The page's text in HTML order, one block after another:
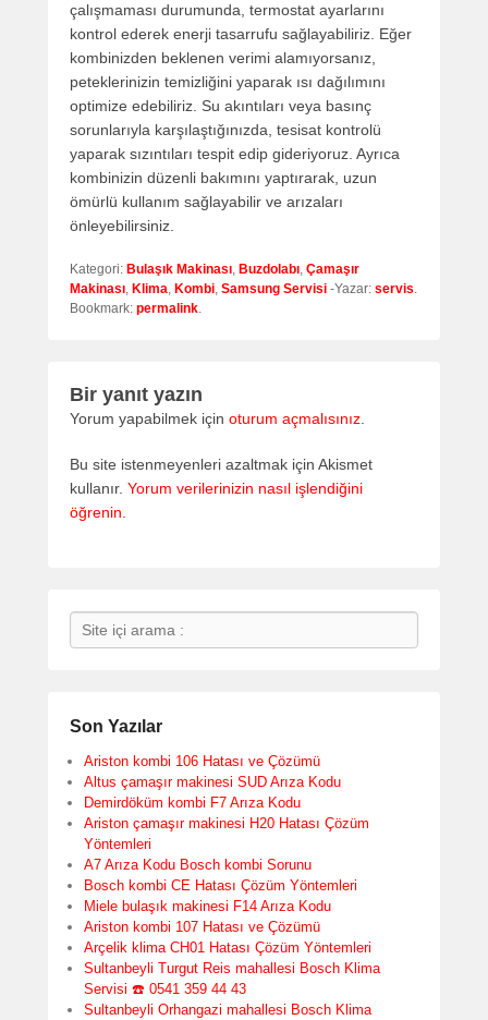
çalışmaması durumunda, termostat ayarlarını
kontrol ederek enerji tasarrufu sağlayabiliriz. Eğer
kombinizden beklenen verimi alamıyorsanız,
peteklerinizin temizliğini yaparak ısı dağılımını
optimize edebiliriz. Su akıntıları veya basınç
sorunlarıyla karşılaştığınızda, tesisat kontrolü
yaparak sızıntıları tespit edip gideriyoruz. Ayrıca
kombinizin düzenli bakımını yaptırarak, uzun
ömürlü kullanım sağlayabilir ve arızaları
önleyebilirsiniz.
Kategori: Bulaşık Makinası, Buzdolabı, Çamaşır
Makinası, Klima, Kombi, Samsung Servisi -Yazar: servis.
Bookmark: permalink.
Bir yanıt yazın
Yorum yapabilmek için oturum açmalısınız
Bu site istenmeyenleri azaltmak için Akismet
kullanır. Yorum verilerinizin nasıl işlendiğini
öğrenin.
Search
Son Yazılar
Ariston kombi 106 Hatası ve Çözümü
Altus çamaşır makinesi SUD Arıza Kodu
Demirdöküm kombi F7 Arıza Kodu
Ariston çamaşır makinesi H20 Hatası Çözüm
Yöntemleri
A7 Arıza Kodu Bosch kombi Sorunu
Bosch kombi CE Hatası Çözüm Yöntemleri
Miele bulaşık makinesi F14 Arıza Kodu
Ariston kombi 107 Hatası ve Çözümü
Arçelik klima CH01 Hatası Çözüm Yöntemleri
Sultanbeyli Turgut Reis mahallesi Bosch Klima
Servisi ☎️ 0541 359 44 43
Sultanbeyli Orhangazi mahallesi Bosch Klima